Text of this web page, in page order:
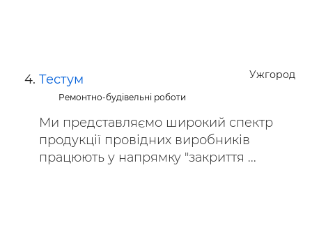
Ужгород
Тестум
Ремонтно-будівельні роботи
Ми представляємо широкий спектр
продукції провідних виробників
працюють у напрямку "закриття ...